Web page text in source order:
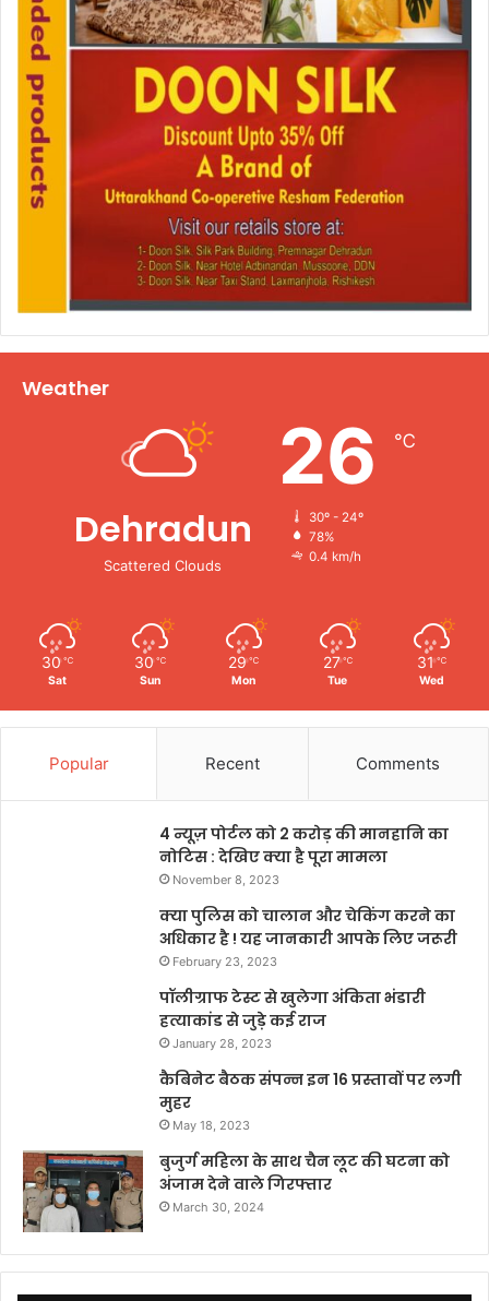
Weather
Dehradun
Scattered Clouds
26 ℃
30º - 24º
78%
0.4 km/h
30 ℃
Sat
30 ℃
Sun
29 ℃
Mon
27 ℃
Tue
31 ℃
Wed
Popular Recent Comments
4 न्यूज़ पोर्टल को 2 करोड़ की मानहानि का
नोटिस : देखिए क्या है पूरा मामला
November 8, 2023
क्या पुलिस को चालान और चेकिंग करने का
अधिकार है ! यह जानकारी आपके लिए जरूरी
February 23, 2023
पॉलीग्राफ टेस्ट से खुलेगा अंकिता भंडारी
हत्याकांड से जुड़े कई राज
January 28, 2023
कैबिनेट बैठक संपन्न इन 16 प्रस्तावों पर लगी
मुहर
May 18, 2023
बुजुर्ग महिला के साथ चैन लूट की घटना को
अंजाम देने वाले गिरफ्तार
March 30, 2024